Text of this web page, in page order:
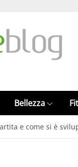
Bellezza
e come si è